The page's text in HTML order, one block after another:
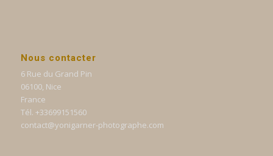
Nous contacter
6 Rue du Grand Pin
06100, Nice
France
Tél. +33699151560
contact@yonigarner-photographe.com